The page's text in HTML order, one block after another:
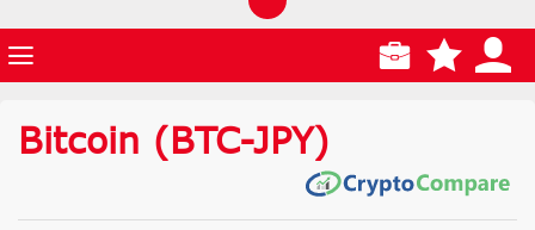
Bitcoin (BTC-JPY)